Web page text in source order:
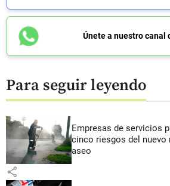
Únete a nuestro canal
Para seguir leyendo
Empresas de servicios
cinco riesgos del
aseo
share